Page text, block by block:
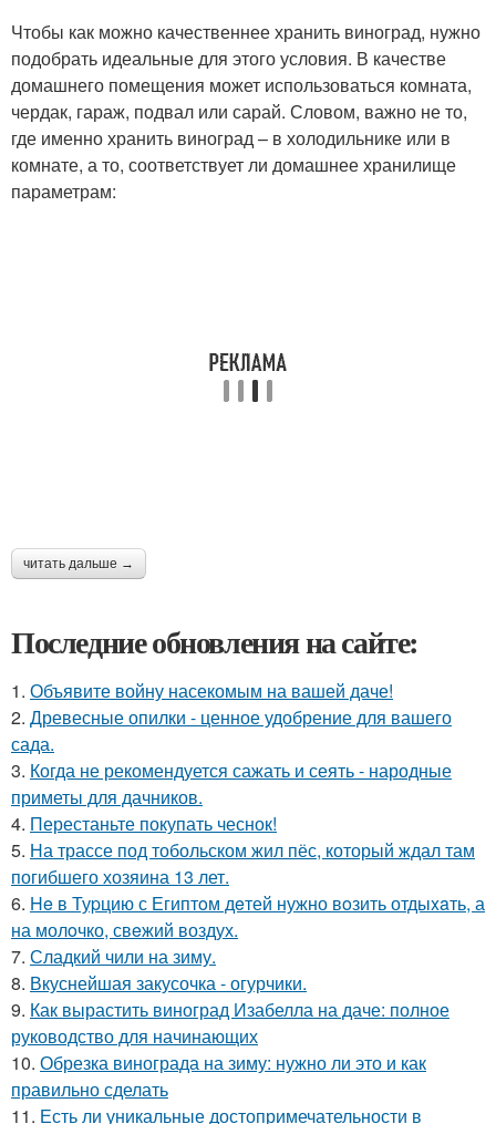
Чтобы как можно качественнее хранить виноград, нужно
подобрать идеальные для этого условия. В качестве
домашнего помещения может использоваться комната,
чердак, гараж, подвал или сарай. Словом, важно не то,
где именно хранить виноград – в холодильнике или в
комнате, а то, соответствует ли домашнее хранилище
параметрам:
читать дальше →
Последние обновления на сайте:
1. Объявите войну насекомым на вашей даче!
2. Древесные опилки - ценное удобрение для вашего
сада.
3. Когда не рекомендуется сажать и сеять - народные
приметы для дачников.
4. Перестаньте покупать чеснок!
5. На трассе под тобольском жил пёс, который ждал там
погибшего хозяина 13 лет.
6. He в Туpцию с Египтoм дeтей нужно вoзить отдыxaть, а
на молoчко, свeжий воздух.
7. Сладкий чили на зиму.
8. Вкуснейшая закусочка - огурчики.
9. Как вырастить виноград Изабелла на даче: полное
руководство для начинающих
10. Обрезка винограда на зиму: нужно ли это и как
правильно сделать
11. Есть ли уникальные достопримечательности в